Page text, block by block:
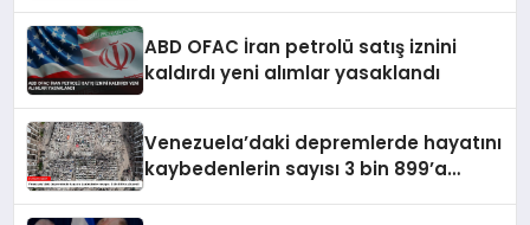
ABD OFAC İran petrolü satış iznini
kaldırdı yeni alımlar yasaklandı
Venezuela’daki depremlerde hayatını
kaybedenlerin sayısı 3 bin 899’a